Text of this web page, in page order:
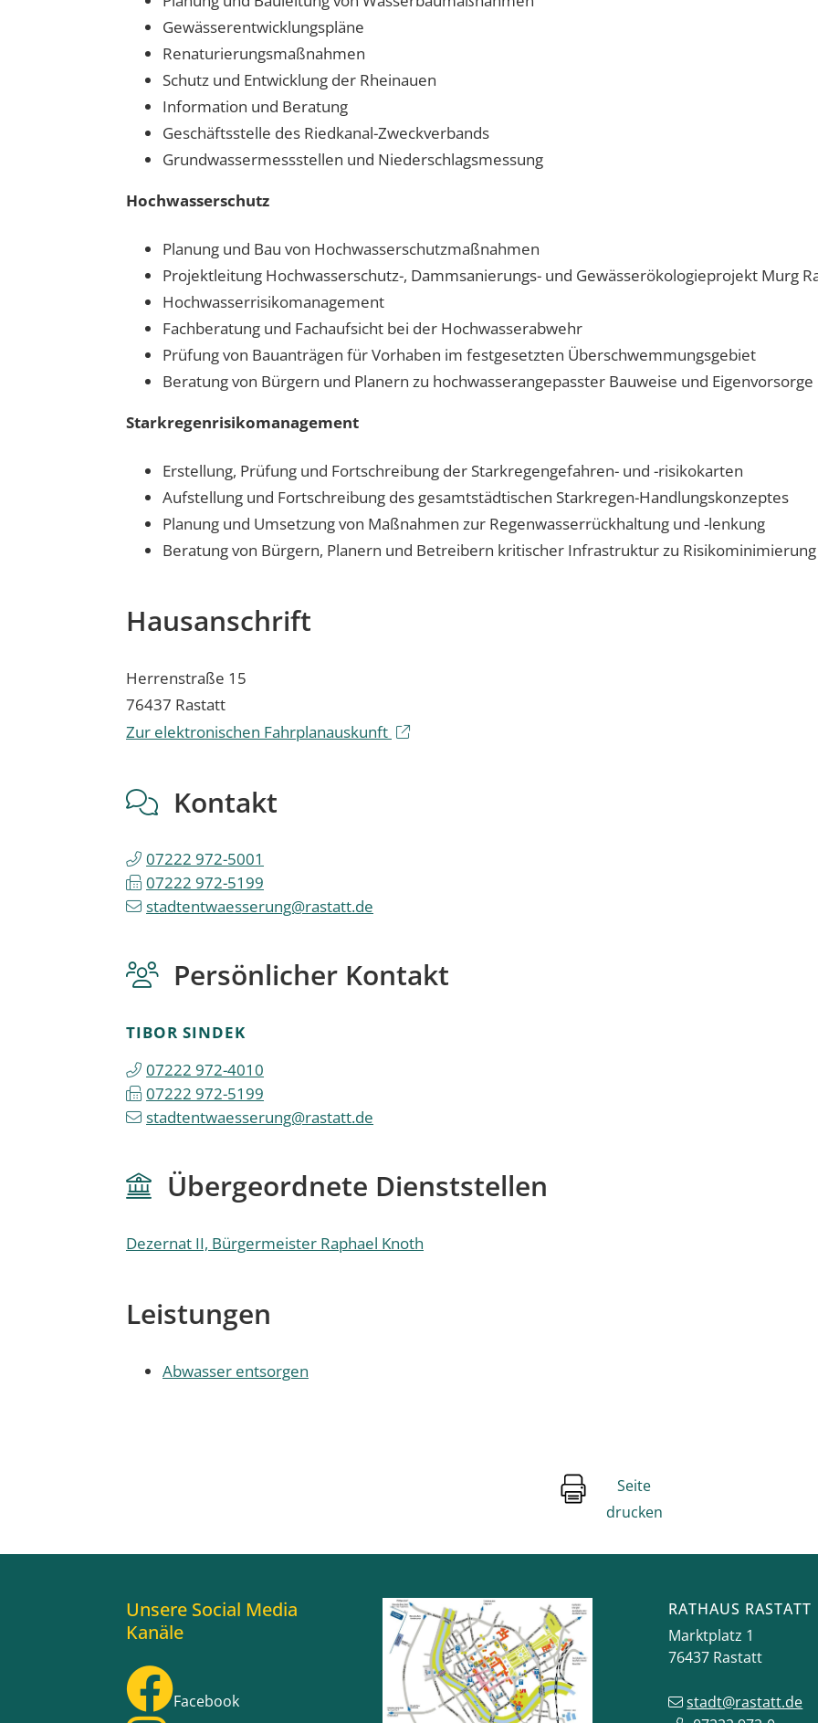
Gewässerentwicklungspläne
Renaturierungsmaßnahmen
Schutz und Entwicklung der Rheinauen
Information und Beratung
Geschäftsstelle des Riedkanal-Zweckverbands
Grundwassermessstellen und Niederschlagsmessung
Hochwasserschutz
Planung und Bau von Hochwasserschutzmaßnahmen
Projektleitung Hochwasserschutz-, Dammsanierungs- und Gewässerökologieprojekt Murg
Hochwasserrisikomanagement
Fachberatung und Fachaufsicht bei der Hochwasserabwehr
Prüfung von Bauanträgen für Vorhaben im festgesetzten Überschwemmungsgebiet
Beratung von Bürgern und Planern zu hochwasserangepasster Bauweise und Eigenvorsorge
Starkregenrisikomanagement
Erstellung, Prüfung und Fortschreibung der Starkregengefahren- und -risikokarten
Aufstellung und Fortschreibung des gesamtstädtischen Starkregen-Handlungskonzeptes
Planung und Umsetzung von Maßnahmen zur Regenwasserrückhaltung und -lenkung
Beratung von Bürgern, Planern und Betreibern kritischer Infrastruktur zu
Hausanschrift
Herrenstraße 15
76437 Rastatt
Zur elektronischen Fahrplanauskunft
Kontakt
07222 972-5001
07222 972-5199
stadtentwaesserung@rastatt.de
Persönlicher Kontakt
TIBOR SINDEK
07222 972-4010
07222 972-5199
stadtentwaesserung@rastatt.de
Übergeordnete Dienststellen
Dezernat II, Bürgermeister Raphael Knoth
Leistungen
Abwasser entsorgen
Seite
drucken
Unsere Social Media
Kanäle
Facebook
RATHAUS RASTATT
Marktplatz 1
76437 Rastatt
stadt@rastatt.de